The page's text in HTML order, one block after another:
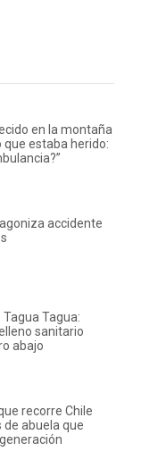
en la montaña
que estaba herido:
accidente
Tagua:
sanitario
abajo
recorre Chile
abuela que